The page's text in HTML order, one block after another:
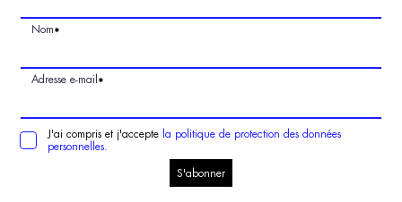
Nom*
Adresse e-mail *
J'ai compris et j'accepte la politique de protection des données
personnelles.
S'abonner